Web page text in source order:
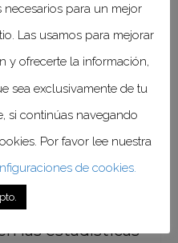
con 55.2 por
dejando a
las estadísticas
para un mejor
Las usamos para mejorar
y ofrecerte la información,
sea exclusivamente de tu
si continúas navegando
Por favor lee nuestra
de cookies.